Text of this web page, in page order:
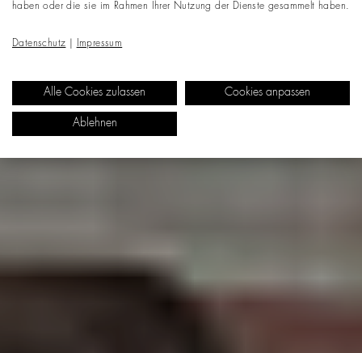
haben oder die sie im Rahmen Ihrer Nutzung der Dienste gesammelt haben.
Datenschutz Impressum
Alle Cookies zulassen Cookies anpassen
Ablehnen